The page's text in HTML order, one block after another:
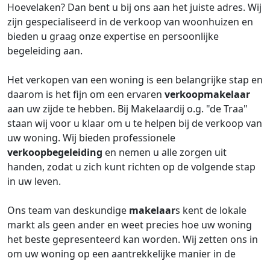
Hoevelaken? Dan bent u bij ons aan het juiste adres. Wij
zijn gespecialiseerd in de verkoop van woonhuizen en
bieden u graag onze expertise en persoonlijke
begeleiding aan.
Het verkopen van een woning is een belangrijke stap en
daarom is het fijn om een ervaren verkoopmakelaar
aan uw zijde te hebben. Bij Makelaardij o.g. "de Traa"
staan wij voor u klaar om u te helpen bij de verkoop van
uw woning. Wij bieden professionele
verkoopbegeleiding en nemen u alle zorgen uit
handen, zodat u zich kunt richten op de volgende stap
in uw leven.
Ons team van deskundige makelaars kent de lokale
markt als geen ander en weet precies hoe uw woning
het beste gepresenteerd kan worden. Wij zetten ons in
om uw woning op een aantrekkelijke manier in de